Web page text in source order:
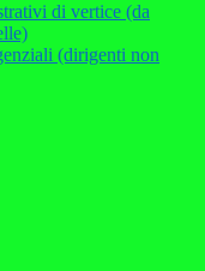
di vertice (da
(dirigenti non